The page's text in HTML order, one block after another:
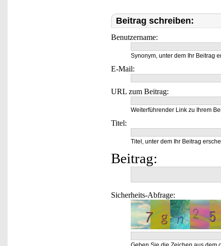
Beitrag schreiben:
Benutzername:
Synonym, unter dem Ihr Beitrag
E-Mail:
URL zum Beitrag:
Weiterführender Link zu Ihrem
Titel:
Titel, unter dem Ihr Beitrag
Beitrag:
Sicherheits-Abfrage: